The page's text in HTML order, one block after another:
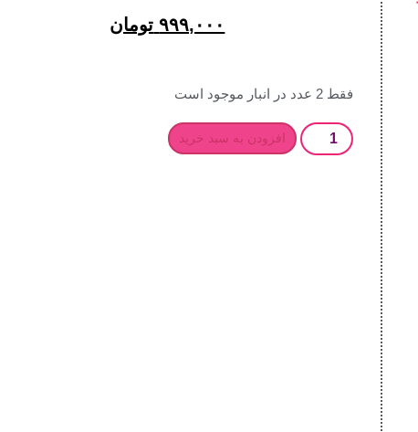
۹۹۹,۰۰۰ تومان
فقط 2 عدد در انبار موجود است
افزودن به سبد خرید